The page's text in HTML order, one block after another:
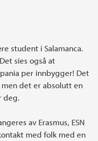
student i Salamanca.
sies også at
per innbygger! Det
men det er absolutt en
deg.
av Erasmus, ESN
med folk med en